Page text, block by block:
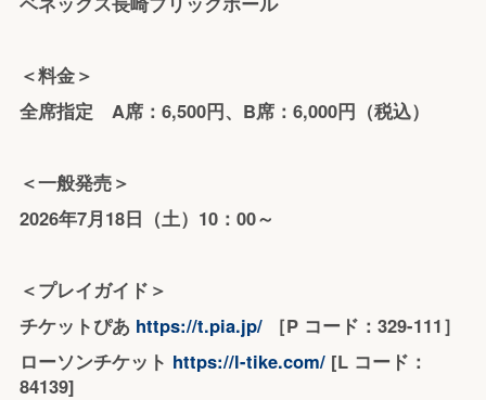
＜料金＞
全席指定 A席：6,500円、B席：6,000円（税込）
＜一般発売＞
2026年7月18日（土）10：00～
＜プレイガイド＞
チケットぴあ https://t.pia.jp/［P コード：329-111］
ローソンチケット https://l-tike.com/[L コード：
84139]